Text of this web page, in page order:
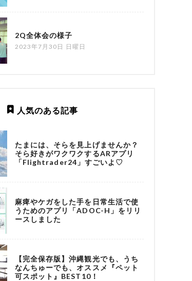
2Q全体会の様子
2023年7月30日 日曜日
人気のある記事
たまには、そらを見上げませんか？
そら好きがワクワクするARアプリ
「Flightrader24」すごいよ♡
麻痺やケガをした手を日常生活で使
うためのアプリ「ADOC-H」をリリ
ースしました
【完全保存版】沖縄観光でも、うち
なんちゅーでも、オススメ『ペット
可スポット』BEST10！